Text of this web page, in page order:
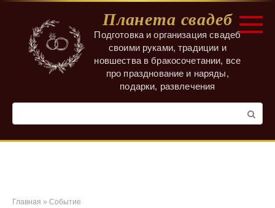
контенту
Планета свадеб
Подготовка и организация свадеб
своими руками, традиции и
новшества в бракосочетании, все
про празднование и наряды,
подарки, развлечения
Главная » Событие